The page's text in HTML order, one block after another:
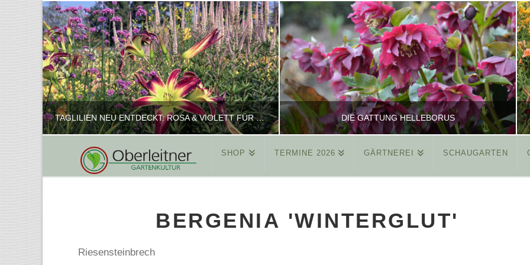
TAGLILIEN NEU ENTDECKT: ROSA & VIOLETT FÜR ROMANTISCHE PFLANZKOMBINATIONEN
REINHARD
FEBRUAR 16, 2025
DIE GATTUNG HELLEBORUS
REINHARD
MÄRZ 26, 2015
SHOP TERMINE 2026 GÄRTNEREI SCHAUGARTEN
BERGENIA 'WINTERGLUT'
Riesensteinbrech